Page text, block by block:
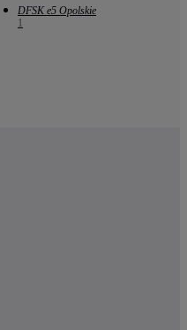
DFSK e5 Opolskie
1